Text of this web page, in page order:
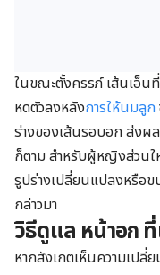
ในขณะตั้งครรภ์ เส้นเอ็น
หดตัวลงหลังการให้นมลูก
ร่างของเส้นรอบอก ส่งผ
ก็ตาม สำหรับผู้หญิงส่วนใ
รูปร่างเปลี่ยนแปลงหรือ
กล่าวมา
วิธีดูแล หน้าอก
หากสังเกตเห็นความเป